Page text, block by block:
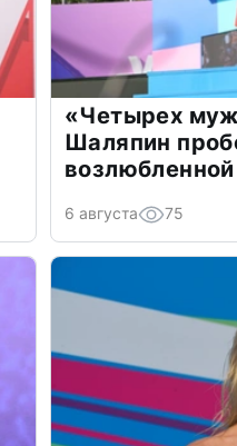
«Четырех
Шаляпин
возлюбленной
6 августа 75